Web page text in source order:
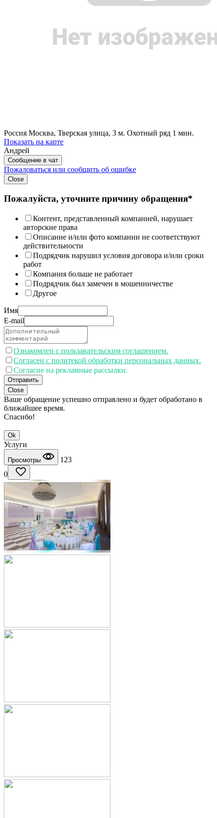
Россия Москва, Тверская улица, 3 м. Охотный ряд 1 мин.
Показать на карте
Андрей
Сообщение в чат
Пожаловаться или сообщить об ошибке
Close
Пожалуйста, уточните причину обращения*
Контент, представленный компанией, нарушает
авторские права
Описание и/или фото компании не соответствуют
действительности
Подрядчик нарушил условия договора и/или сроки
работ
Компания больше не работает
Подрядчик был замечен в мошенничестве
Другое
Имя
E-mail
Ознакомлен с пользавательским соглашением.
Согласен с политекой обработки персональных данных.
Согласие на рекламные рассылки.
Отправить
Close
Ваше обращение успешно отправлено и будет обработано в
ближайшее время.
Спасибо!
Ok
Услуги
Просмотры
123
0